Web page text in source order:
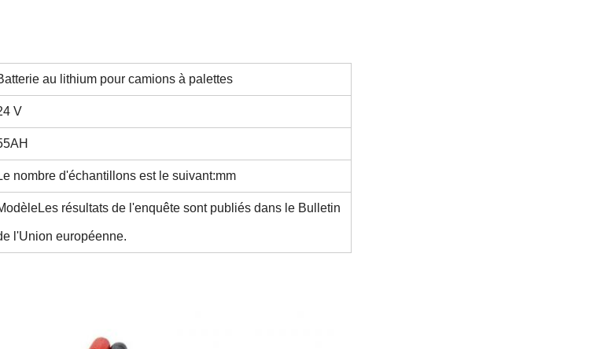
au lithium pour camions à palettes
V
nombre d'échantillons est le suivant:mm
Les résultats de l'enquête sont publiés dans le Bulletin
l'Union européenne.